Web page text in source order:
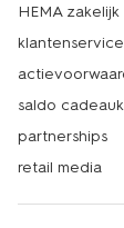
HEMA zakelijk
klantenservice
saldo
partnerships
retail media